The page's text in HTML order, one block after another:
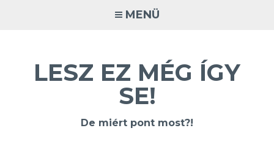
MENÜ
LESZ EZ MÉG ÍGY
SE!
De miért pont most?!